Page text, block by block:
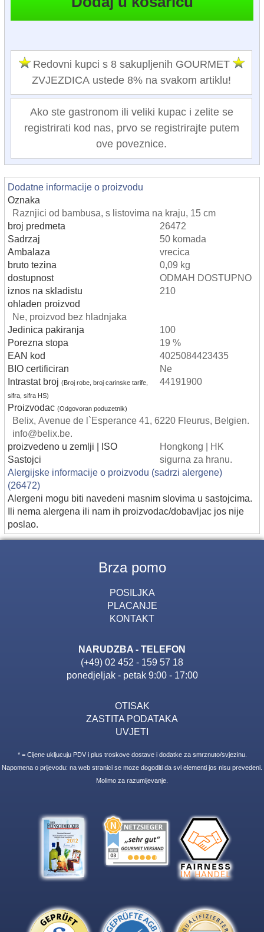
Redovni kupci s 8 sakupljenih GOURMET
ZVJEZDICA ustede 8% na svakom artiklu!
Ako ste gastronom ili veliki kupac i zelite se
registrirati kod nas, prvo se registrirajte putem
ove poveznice.
Dodatne informacije o proizvodu
Oznaka
Raznjici od bambusa, s listovima na kraju, 15 cm
broj predmeta
26472
Sadrzaj
50 komada
Ambalaza
vrecica
bruto tezina
0,09 kg
dostupnost
ODMAH DOSTUPNO
iznos na skladistu
210
ohladen proizvod
Ne, proizvod bez hladnjaka
Jedinica pakiranja
100
Porezna stopa
19 %
EAN kod
4025084423435
BIO certificiran
Ne
Intrastat broj (Broj robe, broj carinske tarife,
sifra, sifra HS)
44191900
Proizvodac (Odgovoran poduzetnik)
Belix, Avenue de l`Esperance 41, 6220 Fleurus, Belgien.
info@belix.be.
proizvedeno u zemlji | ISO
Hongkong | HK
Sastojci
sigurna za hranu.
Alergijske informacije o proizvodu (sadrzi alergene)
(26472)
Alergeni mogu biti navedeni masnim slovima u sastojcima.
Ili nema alergena ili nam ih proizvodac/dobavljac jos nije
poslao.
Brza pomo
POSILJKA
PLACANJE
KONTAKT
NARUDZBA - TELEFON
(+49) 02 452 - 159 57 18
ponedjeljak - petak 9:00 - 17:00
OTISAK
ZASTITA PODATAKA
UVJETI
* = Cijene ukljucuju PDV i plus troskove dostave i dodatke za smrznuto/svjezinu.
Napomena o prijevodu: na web stranici se moze dogoditi da svi elementi jos nisu prevedeni.
Molimo za razumijevanje.